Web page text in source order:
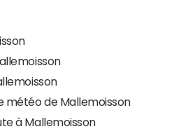
météo de Mallemoisson
à Mallemoisson